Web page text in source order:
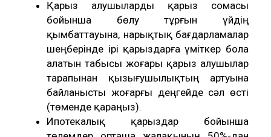
Қарыз алушыларды қарыз сомасы
бойынша бөлу тұрғын үйдің
қымбаттауына, нарықтық бағдарламалар
шеңберінде ірі қарыздарға үміткер бола
алатын табысы жоғары қарыз алушылар
тарапынан қызығушылықтың артуына
байланысты жоғарғы деңгейде сәл өсті
(төменде қараңыз).
Ипотекалық қарыздар бойынша